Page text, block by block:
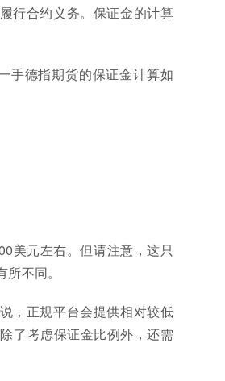
行合约义务。保证金的计算
手德指期货的保证金计算如
美元左右。但请注意，这只
不同。
，正规平台会提供相对较低
了考虑保证金比例外，还需